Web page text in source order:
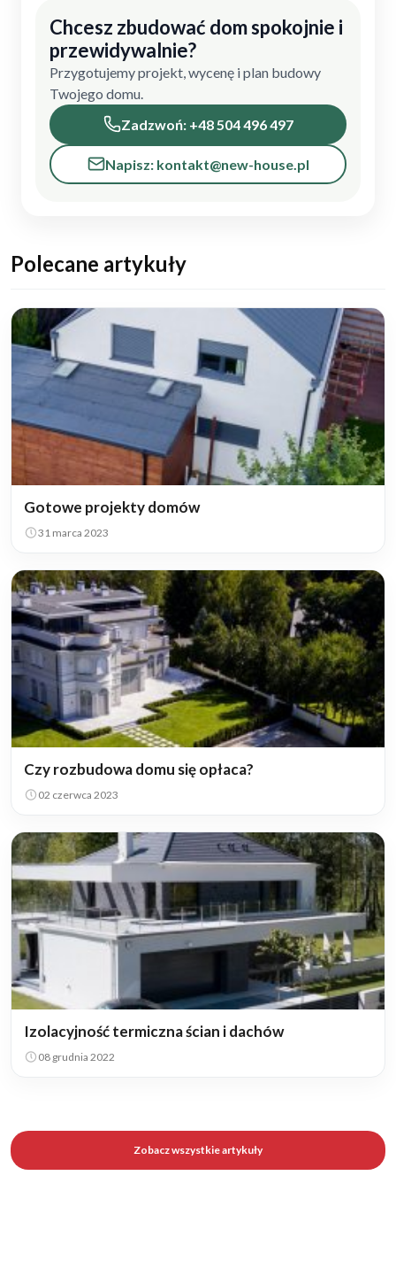
Chcesz zbudować dom spokojnie i
przewidywalnie?
Przygotujemy projekt, wycenę i plan budowy
Twojego domu.
Zadzwoń: +48 504 496 497
Napisz: kontakt@new-house.pl
Polecane artykuły
Gotowe projekty domów
31 marca 2023
Czy rozbudowa domu się opłaca?
02 czerwca 2023
Izolacyjność termiczna ścian i dachów
08 grudnia 2022
Zobacz wszystkie artykuły